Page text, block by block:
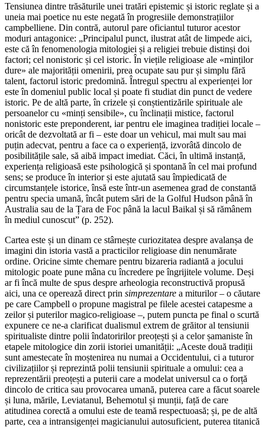
Tensiunea dintre trăsăturile unei tratări epistemic și istoric reglate și a
uneia mai poetice nu este negată în progresiile demonstrațiilor
campbelliene. Din contră, autorul pare oficiantul tuturor acestor
moduri antagonice: „Principalul punct, ilustrat atât de limpede aici,
este că în fenomenologia mitologiei și a religiei trebuie distinși doi
factori; cel nonistoric și cel istoric. În viețile religioase ale «minților
dure» ale majorității omenirii, prea ocupate sau pur și simplu fără
talent, factorul istoric predomină. Întregul spectru al experienței lor
este în domeniul public local și poate fi studiat din punct de vedere
istoric. Pe de altă parte, în crizele și conștientizările spirituale ale
persoanelor cu «minți sensibile», cu înclinații mistice, factorul
nonistoric este preponderent, iar pentru ele imaginea tradiției locale –
oricât de dezvoltată ar fi – este doar un vehicul, mai mult sau mai
puțin adecvat, pentru a face ca o experiență, izvorâtă dincolo de
posibilitățile sale, să aibă impact imediat. Căci, în ultimă instanță,
experiența religioasă este psihologică și spontană în cel mai profund
sens; se produce în interior și este ajutată sau împiedicată de
circumstanțele istorice, însă este într-un asemenea grad de constantă
pentru specia umană, încât putem sări de la Golful Hudson până în
Australia sau de la Țara de Foc până la lacul Baikal și să rămânem
în mediul cunoscut” (p. 252).
Cartea este și un dinam ce stârnește curiozitatea despre avalanșa de
imagini din istoria vastă a practicilor religioase din nenumărate
ordine. Oricine simte chemare pentru bizareria radiantă a jocului
mitologic poate pune mâna cu încredere pe îngrijitele volume. Deși
ar fi încă multe de spus despre arheologia reconstructivă propusă
aici, una ce operează direct prin simprezentare a miturilor – o căutare
pe care Campbell o propune magistral pe filele acestei catapesme a
zeilor și puterilor magico-religioase –, putem puncta pe final o scurtă
expunere ce ne-a clarificat dualismul extrem de grăitor al tensiunii
spiritualiste dintre polii îndatoririlor preoțești și a celor șamaniste în
etapele mitologice din zorii istoriei umanității: „Aceste două tradiții
sunt amestecate în moștenirea nu numai a Occidentului, ci a tuturor
civilizațiilor și reprezintă polii tensiunii spirituale a omului: cea a
reprezentării preoțești a puterii care a modelat universul ca o forță
dincolo de critica sau provocarea umană, puterea care a făcut soarele
și luna, mările, Leviatanul, Behemotul și munții, față de care
atitudinea corectă a omului este de teamă respectuoasă; și, pe de altă
parte, cea a intransigenței magicianului autosuficient, puterea titanică